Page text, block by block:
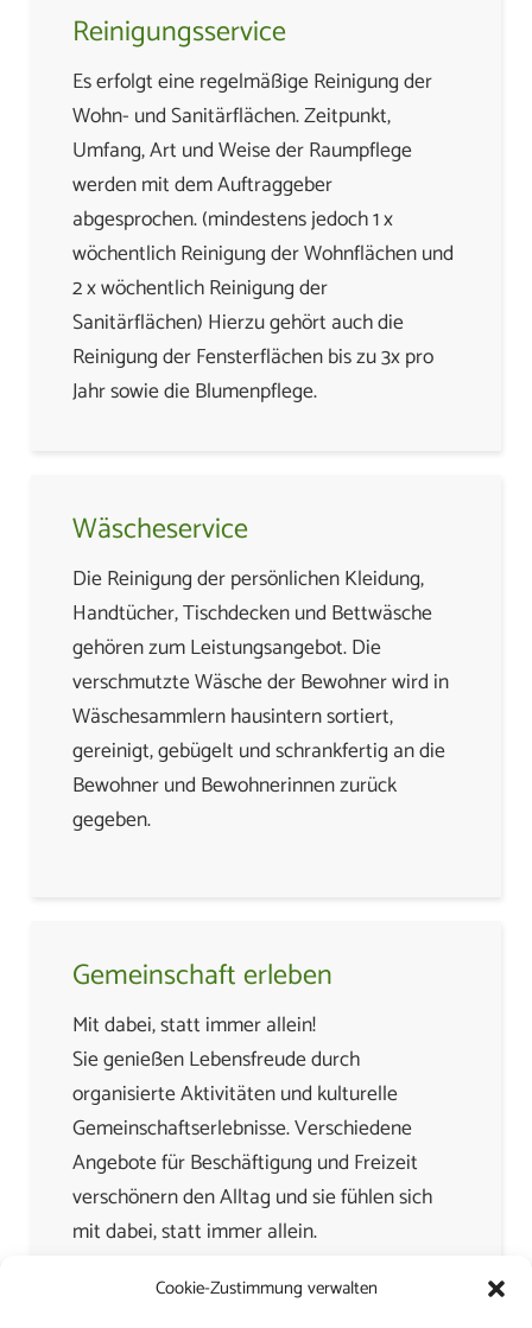
Cookie-Zustimmung verwalten
Reinigungsservice
Es erfolgt eine regelmäßige Reinigung der
Wohn- und Sanitärflächen. Zeitpunkt,
Umfang, Art und Weise der Raumpflege
werden mit dem Auftraggeber
abgesprochen. (mindestens jedoch 1 x
wöchentlich Reinigung der Wohnflächen und
2 x wöchentlich Reinigung der
Sanitärflächen) Hierzu gehört auch die
Reinigung der Fensterflächen bis zu 3x pro
Jahr sowie die Blumenpflege.
Wäscheservice
Die Reinigung der persönlichen Kleidung,
Handtücher, Tischdecken und Bettwäsche
gehören zum Leistungsangebot. Die
verschmutzte Wäsche der Bewohner wird in
Wäschesammlern hausintern sortiert,
gereinigt, gebügelt und schrankfertig an die
Bewohner und Bewohnerinnen zurück
gegeben.
Gemeinschaft erleben
Mit dabei, statt immer allein!
Sie genießen Lebensfreude durch
organisierte Aktivitäten und kulturelle
Gemeinschaftserlebnisse. Verschiedene
Angebote für Beschäftigung und Freizeit
verschönern den Alltag und sie fühlen sich
mit dabei, statt immer allein.
Kommunikation beugen wir Isolation und